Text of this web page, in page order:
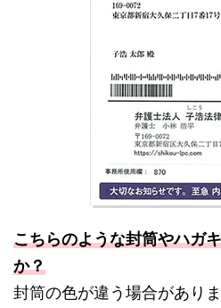
こちらのような封筒やハガ
か？
封筒の色が違う場合があり